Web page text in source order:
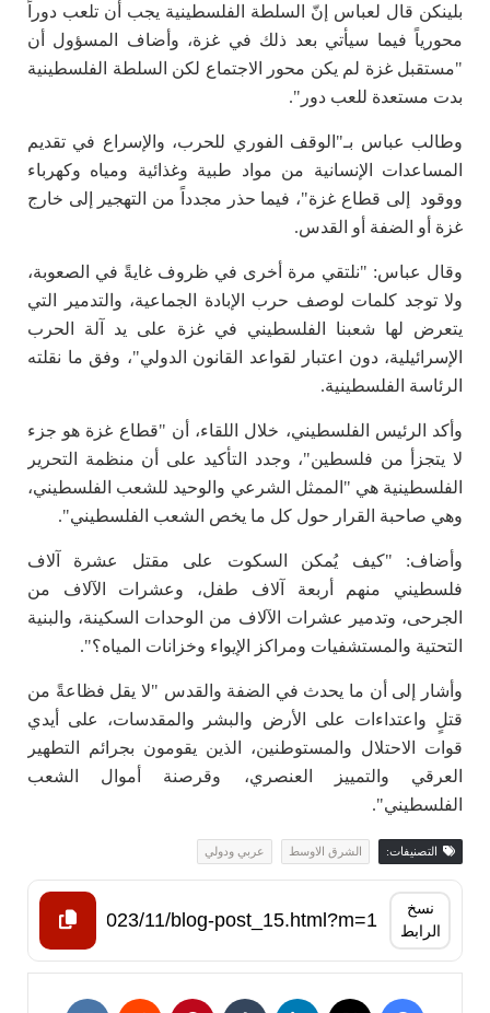
بلينكن قال لعباس إنّ السلطة الفلسطينية يجب أن تلعب دوراً
محورياً فيما سيأتي بعد ذلك في غزة، وأضاف المسؤول أن
"مستقبل غزة لم يكن محور الاجتماع لكن السلطة الفلسطينية
بدت مستعدة للعب دور".
وطالب عباس بـ"الوقف الفوري للحرب، والإسراع في تقديم
المساعدات الإنسانية من مواد طبية وغذائية ومياه وكهرباء
ووقود إلى قطاع غزة"، فيما حذر مجدداً من التهجير إلى خارج
غزة أو الضفة أو القدس.
وقال عباس: "نلتقي مرة أخرى في ظروف غايةً في الصعوبة،
ولا توجد كلمات لوصف حرب الإبادة الجماعية، والتدمير التي
يتعرض لها شعبنا الفلسطيني في غزة على يد آلة الحرب
الإسرائيلية، دون اعتبار لقواعد القانون الدولي"، وفق ما نقلته
الرئاسة الفلسطينية.
وأكد الرئيس الفلسطيني، خلال اللقاء، أن "قطاع غزة هو جزء
لا يتجزأ من فلسطين"، وجدد التأكيد على أن منظمة التحرير
الفلسطينية هي "الممثل الشرعي والوحيد للشعب الفلسطيني،
وهي صاحبة القرار حول كل ما يخص الشعب الفلسطيني".
وأضاف: "كيف يُمكن السكوت على مقتل عشرة آلاف
فلسطيني منهم أربعة آلاف طفل، وعشرات الآلاف من
الجرحى، وتدمير عشرات الآلاف من الوحدات السكينة، والبنية
التحتية والمستشفيات ومراكز الإيواء وخزانات المياه؟".
وأشار إلى أن ما يحدث في الضفة والقدس "لا يقل فظاعةً من
قتلٍ واعتداءات على الأرض والبشر والمقدسات، على أيدي
قوات الاحتلال والمستوطنين، الذين يقومون بجرائم التطهير
العرقي والتمييز العنصري، وقرصنة أموال الشعب
الفلسطيني".
التصنيفات: الشرق الاوسط عربي ودولي
نسخ
الرابط